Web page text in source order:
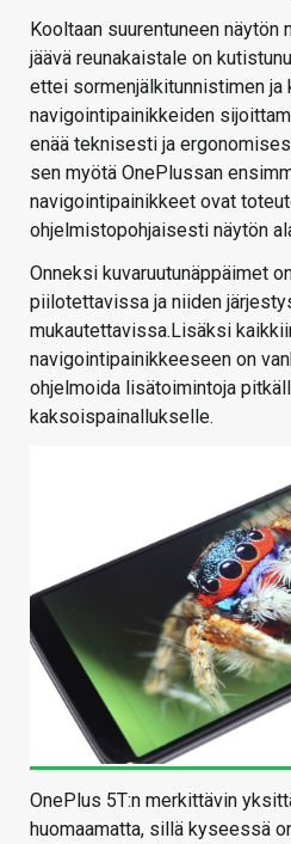
Kooltaan suurentuneen näytön
jäävä reunakaistale on
ettei sormenjälkitunnistimen
navigointipainikkeiden
enää teknisesti ja
sen myötä OnePlussan
navigointipainikkeet ovat
ohjelmistopohjaisesti näytön
Onneksi kuvaruutunäppäimet
piilotettavissa ja niiden
mukautettavissa.Lisäksi
navigointipainikkeeseen on
ohjelmoida lisätoimintoja
kaksoispainallukselle.
OnePlus 5T:n merkittävin
huomaamatta, sillä kyseessä